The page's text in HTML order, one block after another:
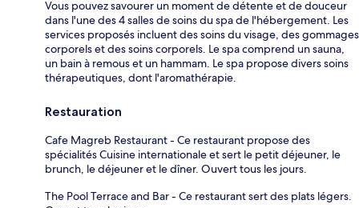
Vous pouvez savourer un moment de détente et de douceur
dans l'une des 4 salles de soins du spa de l'hébergement. Les
services proposés incluent des soins du visage, des gommages
corporels et des soins corporels. Le spa comprend un sauna,
un bain à remous et un hammam. Le spa propose divers soins
thérapeutiques, dont l'aromathérapie.
Restauration
Cafe Magreb Restaurant - Ce restaurant propose des
spécialités Cuisine internationale et sert le petit déjeuner, le
brunch, le déjeuner et le dîner. Ouvert tous les jours.
The Pool Terrace and Bar - Ce restaurant sert des plats légers.